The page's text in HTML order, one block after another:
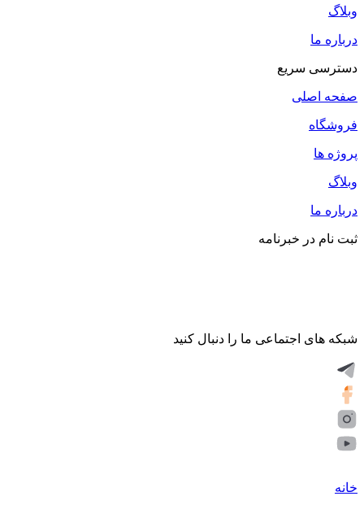
وبلاگ
درباره ما
دسترسی سریع
صفحه اصلی
فروشگاه
پروژه ها
وبلاگ
درباره ما
ثبت نام در خبرنامه
شبکه های اجتماعی ما را دنبال کنید
خانه